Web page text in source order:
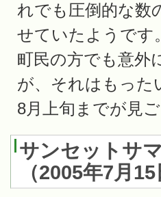
れでも圧倒的な数
せていたようです
町民の方でも意外
が、それはもった
8月上旬までが見
サンセットサ
（2005年7月15